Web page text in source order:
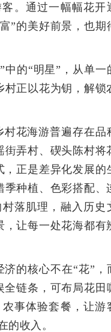
。通过一幅幅花开
”的美好前景，也期
的“明星”，从单一
正以花为钥，解锁
村花海游普遍存在品
街弄村、碶头陈村将
正是差异化发展的
季种植、色彩搭配、
落肌理，融入历史
，让每一处花海都有
的核心不在“花”，
全链条，可布局花田
事体验套餐，让游
的收入。